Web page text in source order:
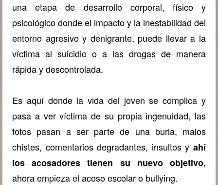
una etapa de desarrollo corporal, físico y
psicológico donde el impacto y la inestabilidad del
entorno agresivo y denigrante, puede llevar a la
víctima al suicidio o a las drogas de manera
rápida y descontrolada.
Es aquí donde la vida del joven se complica y
pasa a ver víctima de su propia ingenuidad, las
fotos pasan a ser parte de una burla, malos
chistes, comentarios degradantes, insultos y ahí
los acosadores tienen su nuevo objetivo,
ahora empieza el acoso escolar o bullying.